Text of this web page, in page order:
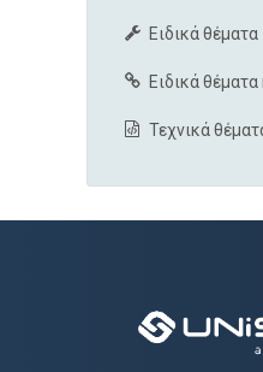
Ειδικά θέματα
Ειδικά
Τεχνικά